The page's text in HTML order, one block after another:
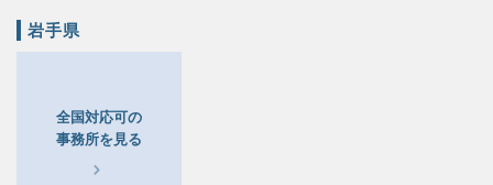
岩手県
全国対応可の
事務所を見る